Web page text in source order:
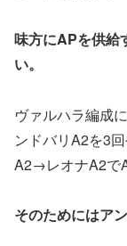
味方にAPを供給
い。
ヴァルハラ編成
ンドバリA2を3
A2→レオナA2で
そのためにはア